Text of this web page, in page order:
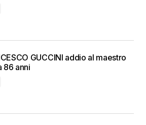
GUCCINI addio al maestro
86 anni